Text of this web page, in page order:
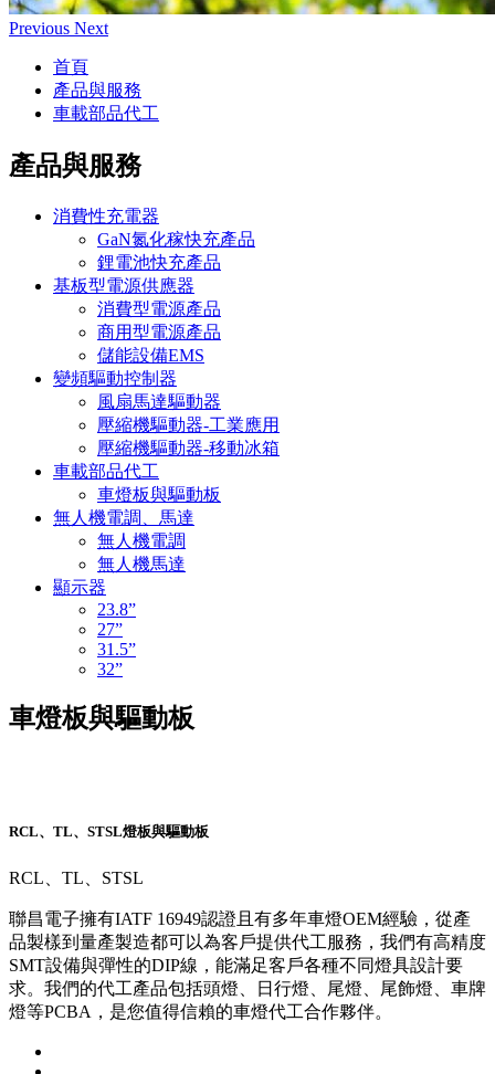
Previous Next
首頁
產品與服務
車載部品代工
產品與服務
消費性充電器
GaN氮化稼快充產品
鋰電池快充產品
基板型電源供應器
消費型電源產品
商用型電源產品
儲能設備EMS
變頻驅動控制器
風扇馬達驅動器
壓縮機驅動器-工業應用
壓縮機驅動器-移動冰箱
車載部品代工
車燈板與驅動板
無人機電調、馬達
無人機電調
無人機馬達
顯示器
23.8”
27”
31.5”
32”
車燈板與驅動板
RCL、TL、STSL燈板與驅動板
RCL、TL、STSL
聯昌電子擁有IATF 16949認證且有多年車燈OEM經驗，從產
品製樣到量產製造都可以為客戶提供代工服務，我們有高精度
SMT設備與彈性的DIP線，能滿足客戶各種不同燈具設計要
求。我們的代工產品包括頭燈、日行燈、尾燈、尾飾燈、車牌
燈等PCBA，是您值得信賴的車燈代工合作夥伴。